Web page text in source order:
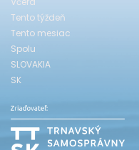
Tento týždeň
Tento mesiac
Spolu
SLOVAKIA
SK